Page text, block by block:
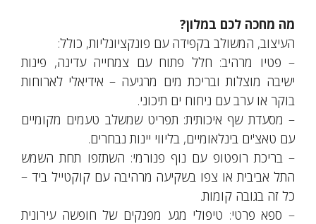
מה מחכה לכם במלון?
העיצוב, המשולב בקפידה עם פונקציונליות, כולל:
– פטיו מרהיב: חלל פתוח עם צמחייה עדינה, פינות
ישיבה מוצלות ובריכת מים מרגיעה – אידיאלי לארוחות
בוקר או ערב עם ניחוח ים תיכוני.
– מסעדת שף איכותית: תפריט שמשלב טעמים מקומיים
עם טאצ'ים בינלאומיים, בליווי יינות נבחרים.
– בריכת רופטופ עם נוף פנורמי: השתזפו תחת השמש
התל אביבית או צפו בשקיעה מרהיבה עם קוקטייל ביד –
כל זה בגובה קומות.
– ספא פרטי: טיפולי מגע מפנקים של חופשה עירונית